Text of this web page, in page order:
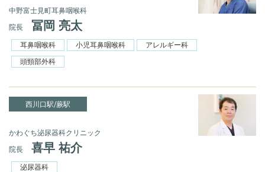
中野富士見町耳鼻咽喉科
院長
冨岡 亮太
耳鼻咽喉科 小児耳鼻咽喉科
アレルギー科
頭頸部外科
西川口駅/蕨駅
かわぐち泌尿器科クリニック
院長
喜早 祐介
泌尿器科